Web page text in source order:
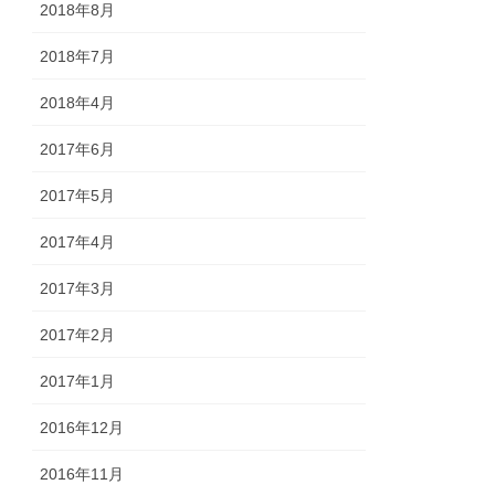
2018年8月
2018年7月
2018年4月
2017年6月
2017年5月
2017年4月
2017年3月
2017年2月
2017年1月
2016年12月
2016年11月